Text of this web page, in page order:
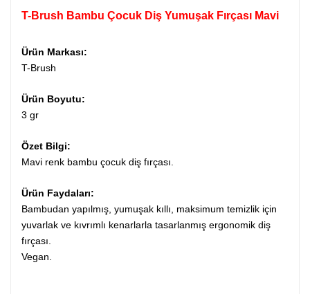
T-Brush Bambu Çocuk Diş Yumuşak Fırçası Mavi
Ürün Markası:
T-Brush
Ürün Boyutu:
3 gr
Özet Bilgi:
Mavi renk bambu çocuk diş fırçası.
Ürün Faydaları:
Bambudan yapılmış, yumuşak kıllı, maksimum temizlik için
yuvarlak ve kıvrımlı kenarlarla tasarlanmış ergonomik diş
fırçası.
Vegan.